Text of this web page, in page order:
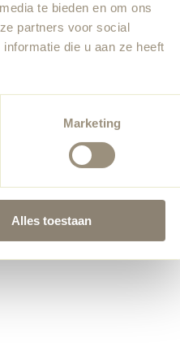
te bieden en om ons
partners voor social
die u aan ze heeft
Marketing
Alles toestaan